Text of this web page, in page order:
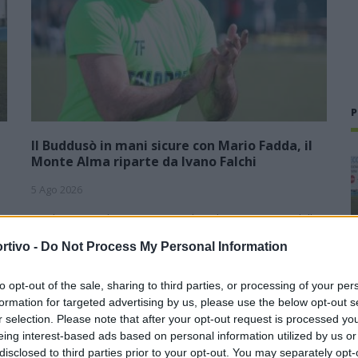
- Do Not Process My Personal Information
opt-out of the sale, sharing to third parties, or processing of your
for targeted advertising by us, please use the below opt-out
selection. Please note that after your opt-out request is processed
interest-based ads based on personal information utilized by us
to third parties prior to your opt-out. You may separately
Il Buddusò in mani sicure con Mario Fadda, il
Monte Alma riparte da Ivano Falchi
5 Ago 2026
Con l'apertura dei tesseramenti dei calciatori a partire dall'1
squadre di Promozione girone B arrivano anche le chiusure
Colpo dell'Uta con Pisano e arriva
anche Serra, tripletta Cus Cagliari
con Piroddi, Angiargia e Nenna
5 Ago 2026